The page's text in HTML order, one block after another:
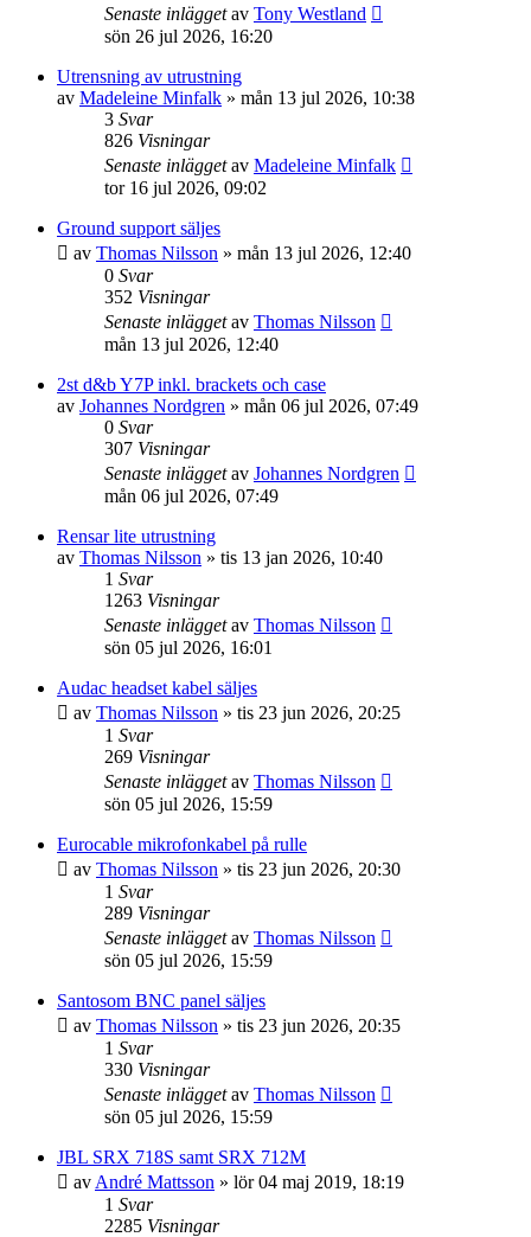
Senaste inläggetav Tony Westland
sön 26 jul 2026, 16:20
Utrensning av utrustning
av Madeleine Minfalk » mån 13 jul 2026, 10:38
3 Svar
826 Visningar
Senaste inläggetav Madeleine Minfalk
tor 16 jul 2026, 09:02
Ground support säljes
av Thomas Nilsson » mån 13 jul 2026, 12:40
0 Svar
352 Visningar
Senaste inläggetav Thomas Nilsson
mån 13 jul 2026, 12:40
2st d&b Y7P inkl. brackets och case
av Johannes Nordgren » mån 06 jul 2026, 07:49
0 Svar
307 Visningar
Senaste inläggetav Johannes Nordgren
mån 06 jul 2026, 07:49
Rensar lite utrustning
av Thomas Nilsson » tis 13 jan 2026, 10:40
1 Svar
1263 Visningar
Senaste inläggetav Thomas Nilsson
sön 05 jul 2026, 16:01
Audac headset kabel säljes
av Thomas Nilsson » tis 23 jun 2026, 20:25
1 Svar
269 Visningar
Senaste inläggetav Thomas Nilsson
sön 05 jul 2026, 15:59
Eurocable mikrofonkabel på rulle
av Thomas Nilsson » tis 23 jun 2026, 20:30
1 Svar
289 Visningar
Senaste inläggetav Thomas Nilsson
sön 05 jul 2026, 15:59
Santosom BNC panel säljes
av Thomas Nilsson » tis 23 jun 2026, 20:35
1 Svar
330 Visningar
Senaste inläggetav Thomas Nilsson
sön 05 jul 2026, 15:59
JBL SRX 718S samt SRX 712M
av André Mattsson » lör 04 maj 2019, 18:19
1 Svar
2285 Visningar